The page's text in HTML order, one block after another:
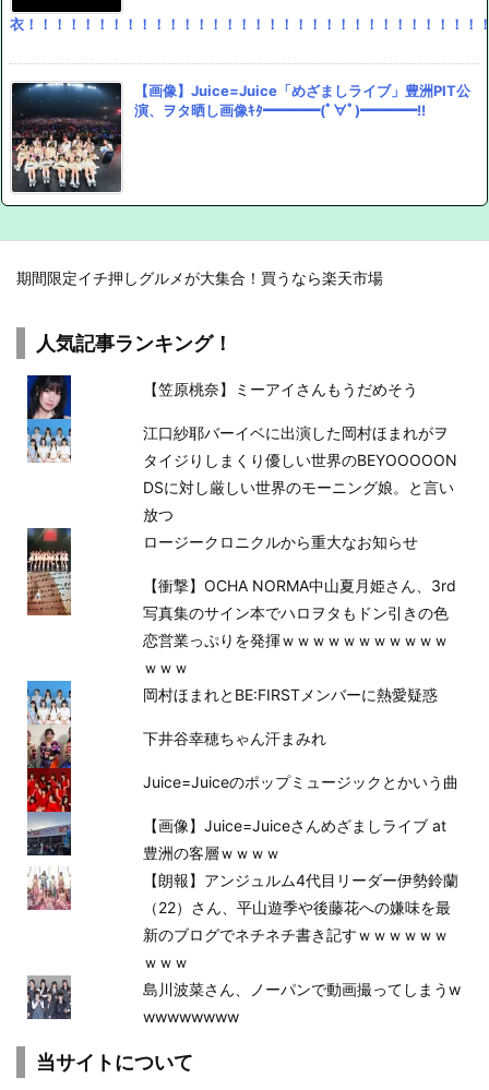
衣！！！！！！！！！！！！！！！！！！！！！！！！！！！！！！！！
【画像】Juice=Juice「めざましライブ」豊洲PIT公
演、ヲタ晒し画像ｷﾀ━━━━(ﾟ∀ﾟ)━━━━!!
期間限定イチ押しグルメが大集合！買うなら楽天市場
人気記事ランキング！
【笠原桃奈】ミーアイさんもうだめそう
江口紗耶バーイベに出演した岡村ほまれがヲ
タイジりしまくり優しい世界のBEYOOOOON
DSに対し厳しい世界のモーニング娘。と言い
放つ
ロージークロニクルから重大なお知らせ
【衝撃】OCHA NORMA中山夏月姫さん、3rd
写真集のサイン本でハロヲタもドン引きの色
恋営業っぷりを発揮ｗｗｗｗｗｗｗｗｗｗｗ
ｗｗｗ
岡村ほまれとBE:FIRSTメンバーに熱愛疑惑
下井谷幸穂ちゃん汗まみれ
Juice=Juiceのポップミュージックとかいう曲
【画像】Juice=Juiceさんめざましライブ at
豊洲の客層ｗｗｗｗ
【朗報】アンジュルム4代目リーダー伊勢鈴蘭
（22）さん、平山遊季や後藤花への嫌味を最
新のブログでネチネチ書き記すｗｗｗｗｗｗ
ｗｗｗ
島川波菜さん、ノーパンで動画撮ってしまうw
wwwwwwww
当サイトについて